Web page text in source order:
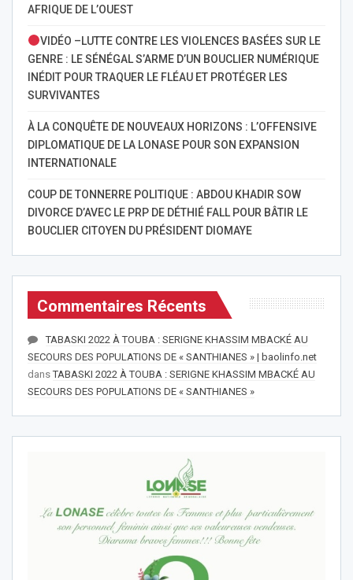
AFRIQUE DE L’OUEST
VIDÉO –LUTTE CONTRE LES VIOLENCES BASÉES SUR LE
GENRE : LE SÉNÉGAL S’ARME D’UN BOUCLIER NUMÉRIQUE
INÉDIT POUR TRAQUER LE FLÉAU ET PROTÉGER LES
SURVIVANTES
À LA CONQUÊTE DE NOUVEAUX HORIZONS : L’OFFENSIVE
DIPLOMATIQUE DE LA LONASE POUR SON EXPANSION
INTERNATIONALE
COUP DE TONNERRE POLITIQUE : ABDOU KHADIR SOW
DIVORCE D’AVEC LE PRP DE DÉTHIÉ FALL POUR BÂTIR LE
BOUCLIER CITOYEN DU PRÉSIDENT DIOMAYE
Commentaires Récents
TABASKI 2022 À TOUBA : SERIGNE KHASSIM MBACKÉ AU
SECOURS DES POPULATIONS DE « SANTHIANES » | baolinfo.net
dansTABASKI 2022 À TOUBA : SERIGNE KHASSIM MBACKÉ AU
SECOURS DES POPULATIONS DE « SANTHIANES »